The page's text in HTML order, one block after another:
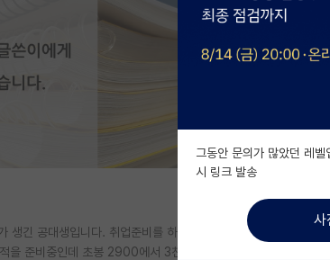
생긴 공대생입니다. 취업준비를 하다보니 해당과에 대한 전문적
을 준비중인데 초봉 2900에서 3천 초반인 중견기업 면접제의가
그동안 문의가 많았던 레
시 링크 발송
사